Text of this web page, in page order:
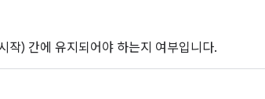
작) 간에 유지되어야 하는지 여부입니다.